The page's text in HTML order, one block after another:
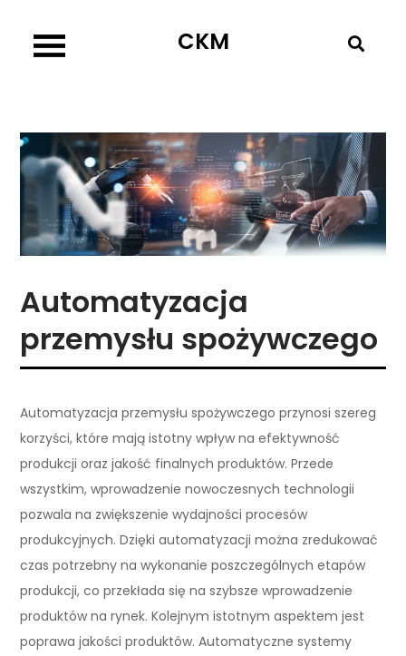
content
CKM
Automatyzacja
przemysłu spożywczego
Automatyzacja przemysłu spożywczego przynosi szereg
korzyści, które mają istotny wpływ na efektywność
produkcji oraz jakość finalnych produktów. Przede
wszystkim, wprowadzenie nowoczesnych technologii
pozwala na zwiększenie wydajności procesów
produkcyjnych. Dzięki automatyzacji można zredukować
czas potrzebny na wykonanie poszczególnych etapów
produkcji, co przekłada się na szybsze wprowadzenie
produktów na rynek. Kolejnym istotnym aspektem jest
poprawa jakości produktów. Automatyczne systemy